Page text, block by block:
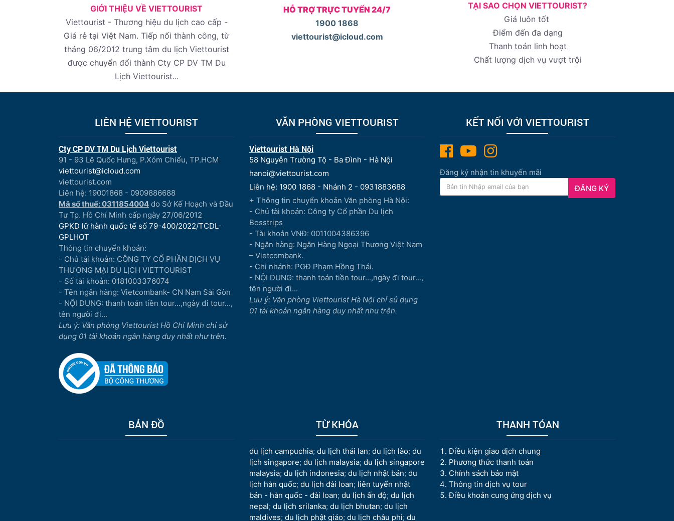
GIỚI THIỆU VỀ VIETTOURIST
Viettourist - Thương hiệu du lịch cao cấp -
Giá rẻ tại Việt Nam. Tiếp nối thành công, từ
tháng 06/2012 trung tâm du lịch Viettourist
được chuyển đổi thành Cty CP DV TM Du
Lịch Viettourist...
HỖ TRỢ TRỰC TUYẾN 24/7
1900 1868
viettourist@icloud.com
TẠI SAO CHỌN VIETTOURIST?
Giá luôn tốt
Điểm đến đa dạng
Thanh toán linh hoạt
Chất lượng dịch vụ vượt trội
LIÊN HỆ VIETTOURIST
Cty CP DV TM Du Lịch Viettourist
91 - 93 Lê Quốc Hưng, P.Xóm Chiếu, TP.HCM
viettourist@icloud.com
viettourist.com
Liên hệ: 19001868 - 0909886688
Mã số thuế: 0311854004 do Sở Kế Hoạch và Đầu
Tư Tp. Hồ Chí Minh cấp ngày 27/06/2012
GPKD lữ hành quốc tế số 79-400/2022/TCDL-
GPLHQT
Thông tin chuyển khoản:
- Chủ tài khoản: CÔNG TY CỔ PHẦN DỊCH VỤ
THƯƠNG MẠI DU LỊCH VIETTOURIST
- Số tài khoản: 0181003376074
- Tên ngân hàng: Vietcombank- CN Nam Sài Gòn
- NỘI DUNG: thanh toán tiền tour...,ngày đi tour...,
tên người đi...
Lưu ý: Văn phòng Viettourist Hồ Chí Minh chỉ sử
dụng 01 tài khoản ngân hàng duy nhất như trên.
VĂN PHÒNG VIETTOURIST
Viettourist Hà Nội
58 Nguyễn Trường Tộ - Ba Đình - Hà Nội
hanoi@viettourist.com
Liên hệ: 1900 1868 - Nhánh 2 - 0931883688
+ Thông tin chuyển khoản Văn phòng Hà Nội:
- Chủ tài khoản: Công ty Cổ phần Du lịch
Bosstrips
- Tài khoản VNĐ: 0011004386396
- Ngân hàng: Ngân Hàng Ngoại Thương Việt Nam
– Vietcombank.
- Chi nhánh: PGĐ Phạm Hồng Thái.
- NỘI DUNG: thanh toán tiền tour...,ngày đi tour...,
tên người đi...
Lưu ý: Văn phòng Viettourist Hà Nội chỉ sử dụng
01 tài khoản ngân hàng duy nhất như trên.
KẾT NỐI VỚI VIETTOURIST
Đăng ký nhận tin khuyến mãi
ĐĂNG KÝ
BẢN ĐỒ TỪ KHÓA
du lịch campuchia; du lịch thái lan; du lịch lào; du
lịch singapore; du lịch malaysia; du lịch singapore
malaysia; du lịch indonesia; du lịch nhật bản; du
lịch hàn quốc; du lịch đài loan; liên tuyến nhật
bản - hàn quốc - đài loan; du lịch ấn độ; du lịch
nepal; du lịch srilanka; du lịch bhutan; du lịch
maldives; du lịch phật giáo; du lịch châu phi; du
THANH TÓAN
Điều kiện giao dịch chung
Phương thức thanh toán
Chính sách bảo mật
Thông tin dịch vụ tour
Điều khoản cung ứng dịch vụ